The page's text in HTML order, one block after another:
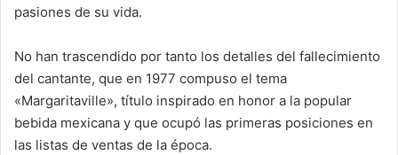
pasiones de su vida.
No han trascendido por tanto los detalles del fallecimiento
del cantante, que en 1977 compuso el tema
«Margaritaville», título inspirado en honor a la popular
bebida mexicana y que ocupó las primeras posiciones en
las listas de ventas de la época.